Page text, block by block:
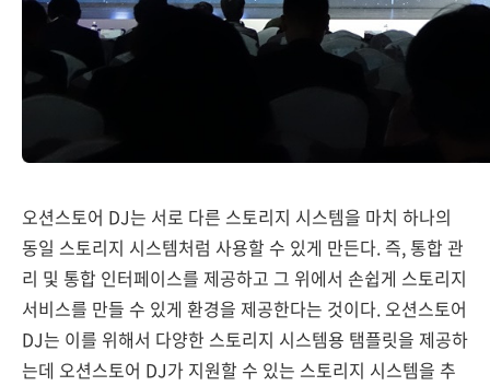
오션스토어 DJ는 서로 다른 스토리지 시스템을 마치 하나의
동일 스토리지 시스템처럼 사용할 수 있게 만든다. 즉, 통합 관
리 및 통합 인터페이스를 제공하고 그 위에서 손쉽게 스토리지
서비스를 만들 수 있게 환경을 제공한다는 것이다. 오션스토어
DJ는 이를 위해서 다양한 스토리지 시스템용 탬플릿을 제공하
는데 오션스토어 DJ가 지원할 수 있는 스토리지 시스템을 추